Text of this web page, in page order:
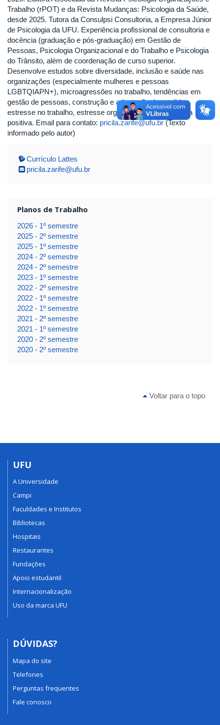
Trabalho (rPOT) e da Revista Mudanças: Psicologia da Saúde,
desde 2025. Tutora da Consulpsi Consultoria, a Empresa Júnior
de Psicologia da UFU. Experiência profissional de consultoria e
docência (graduação e pós-graduação) em Gestão de
Pessoas, Psicologia Organizacional e do Trabalho e Psicologia
do Trânsito, além de coordenação de curso superior.
Desenvolve estudos sobre diversidade, inclusão e saúde nas
organizações (especialmente mulheres e pessoas
LGBTQIAPN+), microagressões no trabalho, tendências em
gestão de pessoas, construção e adaptação de medidas,
estresse no trabalho, estresse organizacional e psicologia
positiva. Email para contato: pricila.zarife@ufu.br(Texto
informado pelo autor)
Currículo Lattes
pricila.zarife@ufu.br
Planos de Trabalho
2026 - 1º semestre
2025 - 2º semestre
2025 - 1º semestre
2024 - 2º semestre
2024 - 2º semestre
2023 - 1º semestre
2022 - 2º semestre
2022 - 1º semestre
2022 - 1º semestre
2021 - 2º semestre
2021 - 1º semestre
2020 - 2º semestre
2020 - 2º semestre
Voltar para o topo
UFU
A Universidade
Campi
Faculdades e Institutos
Bibliotecas
Hospitais
Restaurantes
Fundações
Apoio estudantil
Internacionalização
Uso da marca UFU
DÚVIDAS?
Mapa do site
Telefones
Perguntas frequentes
Fale conosco